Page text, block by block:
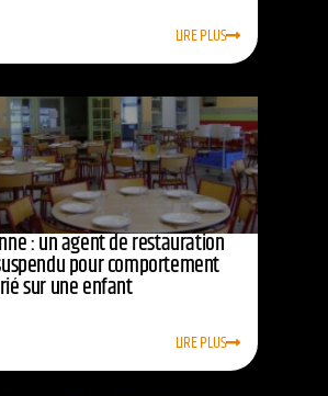
LIRE PLUS
: un agent de restauration
pour comportement
sur une enfant
LIRE PLUS